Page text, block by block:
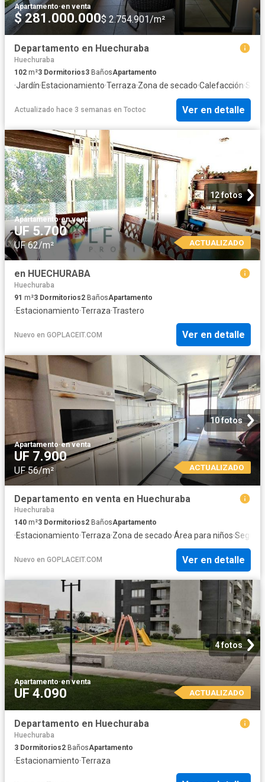
Apartamento·en venta
$ 281.000.000$ 2.754.901/m²
Departamento en Huechuraba
Huechuraba
102 m²3 Dormitorios3 BañosApartamento
·Jardín·Estacionamiento·Terraza·Zona de secado·Calefacción·
Actualizado hace 3 semanas en Toctoc Ver en detalle
12 fotos
Apartamento·en venta
UF 5.700
UF 62/m² ACTUALIZADO
en HUECHURABA
Huechuraba
91 m²3 Dormitorios2 BañosApartamento
·Estacionamiento·Terraza·Trastero
Nuevo en GOPLACEIT.COM Ver en detalle
10 fotos
Apartamento·en venta
UF 7.900
UF 56/m² ACTUALIZADO
Departamento en venta en Huechuraba
Huechuraba
140 m²3 Dormitorios2 BañosApartamento
·Estacionamiento·Terraza·Zona de secado·Área para niños·
Nuevo en GOPLACEIT.COM Ver en detalle
4 fotos
Apartamento·en venta
UF 4.090 ACTUALIZADO
Departamento en Huechuraba
Huechuraba
3 Dormitorios2 BañosApartamento
·Estacionamiento·Terraza